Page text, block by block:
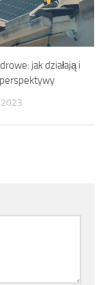
jak działają i
2023